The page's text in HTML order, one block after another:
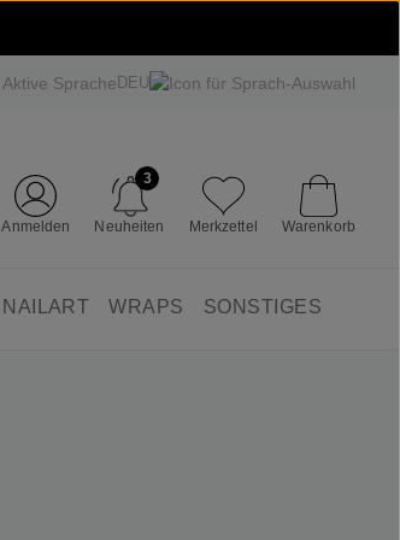
DEU
Anmelden Neuheiten
3
Merkzettel Warenkorb
NAILART WRAPS SONSTIGES